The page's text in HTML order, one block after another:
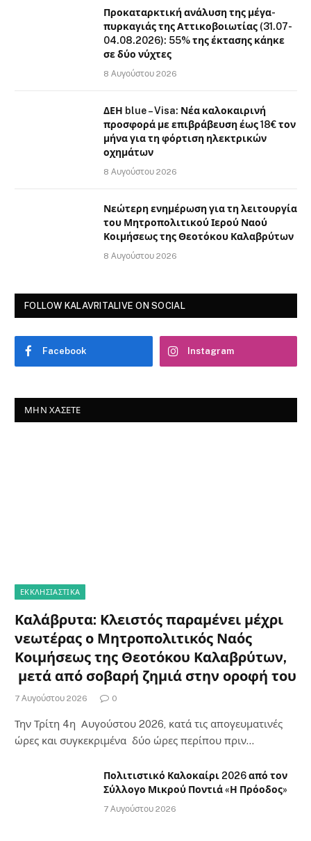
Προκαταρκτική ανάλυση της μέγα-
πυρκαγιάς της Αττικοβοιωτίας (31.07-
04.08.2026): 55% της έκτασης κάηκε
σε δύο νύχτες
8 Αυγούστου 2026
ΔΕΗ blue – Visa: Νέα καλοκαιρινή
προσφορά με επιβράβευση έως 18€ τον
μήνα για τη φόρτιση ηλεκτρικών
οχημάτων
8 Αυγούστου 2026
Νεώτερη ενημέρωση για τη λειτουργία
του Μητροπολιτικού Ιερού Ναού
Κοιμήσεως της Θεοτόκου Καλαβρύτων
8 Αυγούστου 2026
FOLLOW KALAVRITALIVE ON SOCIAL
Facebook Instagram
ΜΗΝ ΧΆΣΕΤΕ
ΕΚΚΛΗΣΙΑΣΤΙΚΑ
Καλάβρυτα: Κλειστός παραμένει μέχρι
νεωτέρας ο Μητροπολιτικός Ναός
Κοιμήσεως της Θεοτόκου Καλαβρύτων,
μετά από σοβαρή ζημιά στην οροφή του
7 Αυγούστου 2026 0
Την Τρίτη 4η Αυγούστου 2026, κατά τις απογευματινές
ώρες και συγκεκριμένα δύο ώρες περίπου πριν…
Πολιτιστικό Καλοκαίρι 2026 από τον
Σύλλογο Μικρού Ποντιά «Η Πρόοδος»
7 Αυγούστου 2026